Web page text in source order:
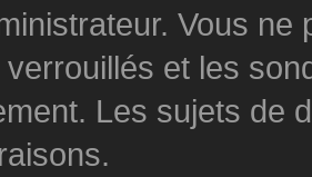
Vous
et les
Les sujets de